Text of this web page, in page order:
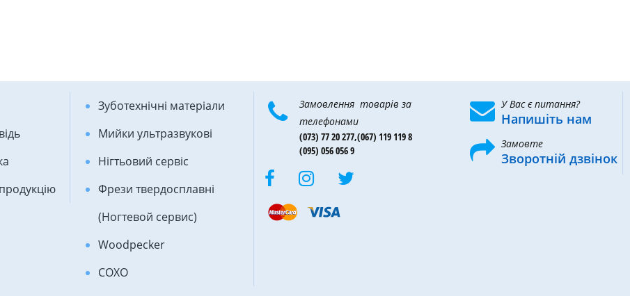
Зуботехнічні матеріали
Мийки ультразвукові
Нігтьовий сервіс
Фрези твердосплавні
(Ногтевой сервис)
Woodpecker
COXO
Замовлення товарів за
телефонами
(073) 77 20 277,(067) 119 119 8
(095) 056 056 9
У Вас є питання?
Напишіть нам
Замовте
Зворотній дзвінок